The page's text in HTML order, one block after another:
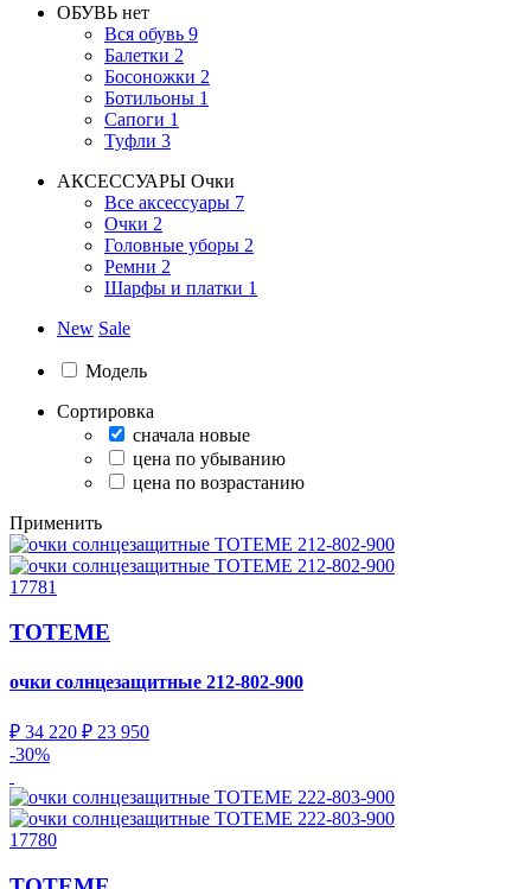
ОБУВЬ нет
Вся обувь 9
Балетки 2
Босоножки 2
Ботильоны 1
Сапоги 1
Туфли 3
АКСЕССУАРЫ Очки
Все аксессуары 7
Очки 2
Головные уборы 2
Ремни 2
Шарфы и платки 1
New Sale
Модель
Сортировка
сначала новые
цена по убыванию
цена по возрастанию
Применить
17781
TOTEME
очки солнцезащитные 212-802-900
₽ 34 220 ₽ 23 950
-30%
17780